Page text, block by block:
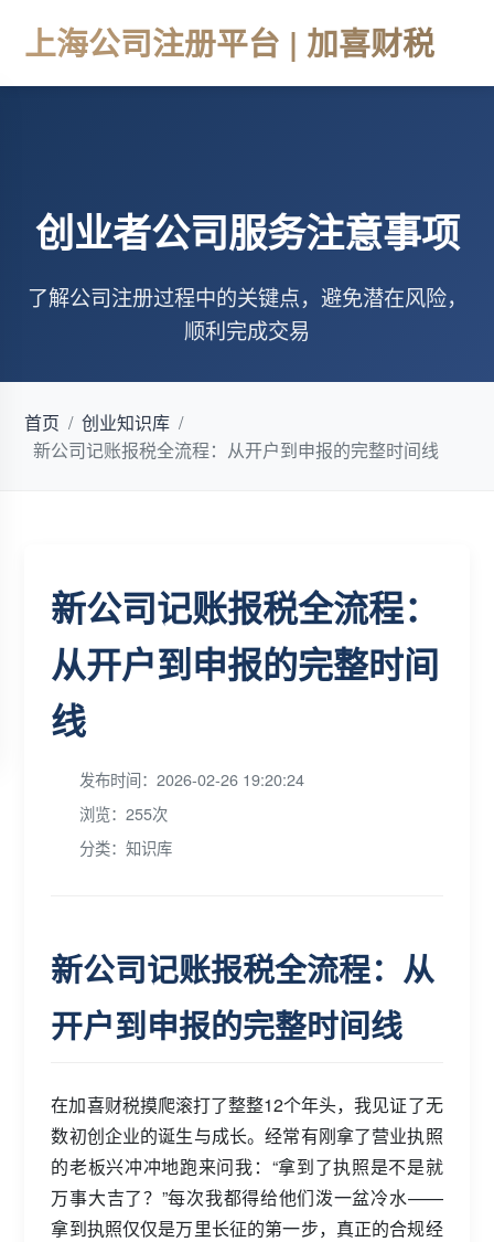
上海公司注册平台 | 加喜财税
创业者公司服务注意事项
了解公司注册过程中的关键点，避免潜在风险，
顺利完成交易
首页 / 创业知识库 /
新公司记账报税全流程：从开户到申报的完整时间线
新公司记账报税全流程：
从开户到申报的完整时间
线
发布时间：2026-02-26 19:20:24
浏览：255次
分类：知识库
新公司记账报税全流程：从
开户到申报的完整时间线
在加喜财税摸爬滚打了整整12个年头，我见证了无
数初创企业的诞生与成长。经常有刚拿了营业执照
的老板兴冲冲地跑来问我：“拿到了执照是不是就
万事大吉了？”每次我都得给他们泼一盆冷水——
拿到执照仅仅是万里长征的第一步，真正的合规经